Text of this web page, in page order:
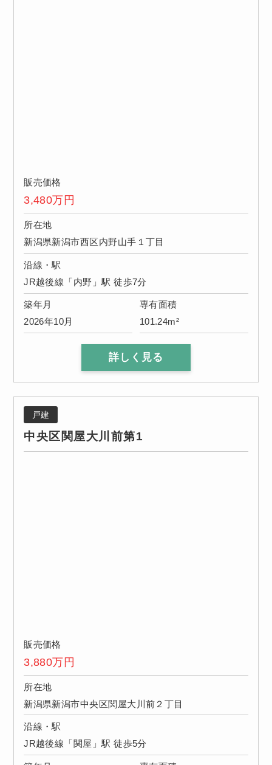
販売価格
3,480万円
所在地
新潟県新潟市西区内野山手１丁目
沿線・駅
JR越後線「内野」駅 徒歩7分
築年月
2026年10月
専有面積
101.24m²
詳しく見る
戸建
中央区関屋大川前第1
販売価格
3,880万円
所在地
新潟県新潟市中央区関屋大川前２丁目
沿線・駅
JR越後線「関屋」駅 徒歩5分